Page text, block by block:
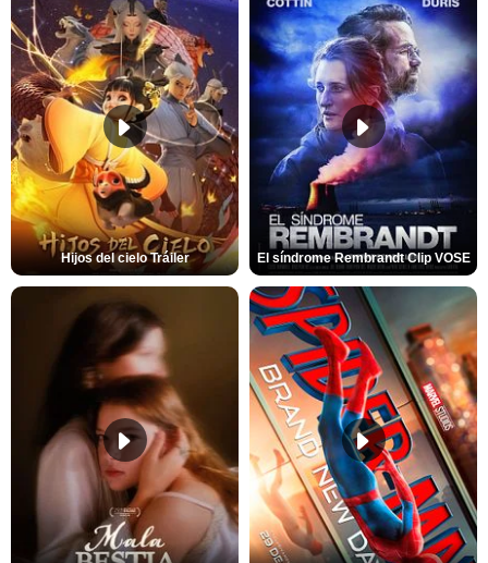
Hijos del cielo Tráiler El síndrome Rembrandt Clip VOSE